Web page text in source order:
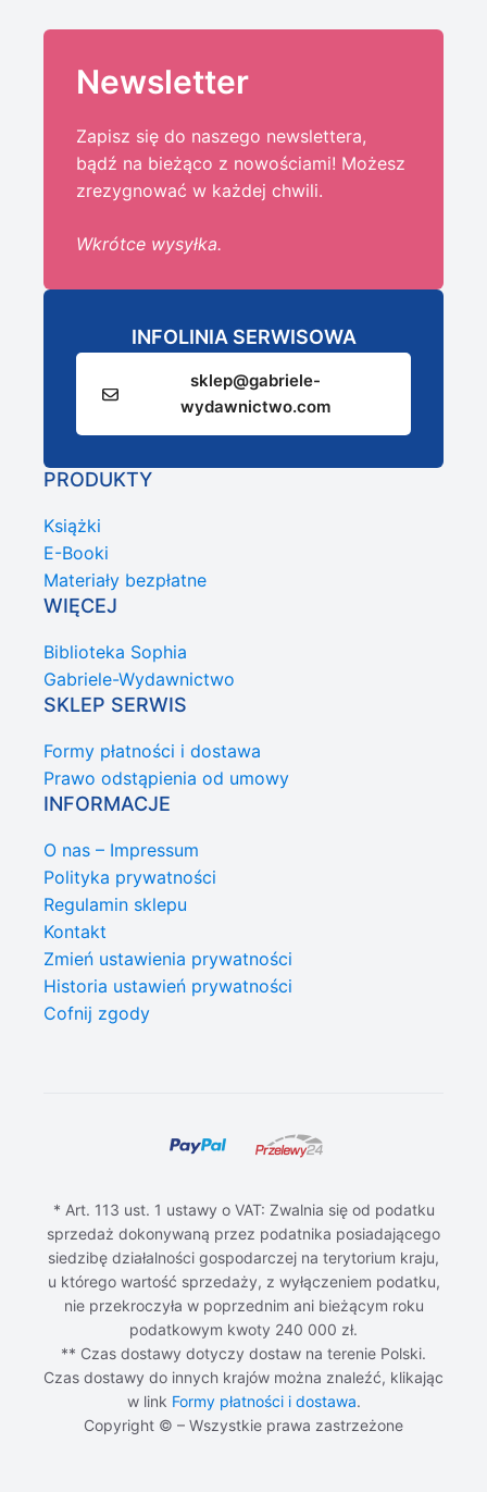
Newsletter
Zapisz się do naszego newslettera,
bądź na bieżąco z nowościami! Możesz
zrezygnować w każdej chwili.
Wkrótce wysyłka.
INFOLINIA SERWISOWA
sklep@gabriele-
wydawnictwo.com
PRODUKTY
Książki
E-Booki
Materiały bezpłatne
WIĘCEJ
Biblioteka Sophia
Gabriele-Wydawnictwo
SKLEP SERWIS
Formy płatności i dostawa
Prawo odstąpienia od umowy
INFORMACJE
O nas – Impressum
Polityka prywatności
Regulamin sklepu
Kontakt
Zmień ustawienia prywatności
Historia ustawień prywatności
Cofnij zgody
* Art. 113 ust. 1 ustawy o VAT: Zwalnia się od podatku
sprzedaż dokonywaną przez podatnika posiadającego
siedzibę działalności gospodarczej na terytorium kraju,
u którego wartość sprzedaży, z wyłączeniem podatku,
nie przekroczyła w poprzednim ani bieżącym roku
podatkowym kwoty 240 000 zł.
** Czas dostawy dotyczy dostaw na terenie Polski.
Czas dostawy do innych krajów można znaleźć, klikając
w link Formy płatności i dostawa.
Copyright © – Wszystkie prawa zastrzeżone